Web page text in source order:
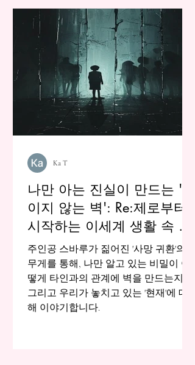
나만 아는 진실이 만드는 '보
이지 않는 벽': Re:제로부터
시작하는 이세계 생활 속 고
독에 대하여
주인공 스바루가 짊어진 '사망 귀환'의
무게를 통해, 나만 알고 있는 비밀이 어
떻게 타인과의 관계에 벽을 만드는지,
그리고 우리가 놓치고 있는 '현재'에 대
해 이야기합니다.
Ka T